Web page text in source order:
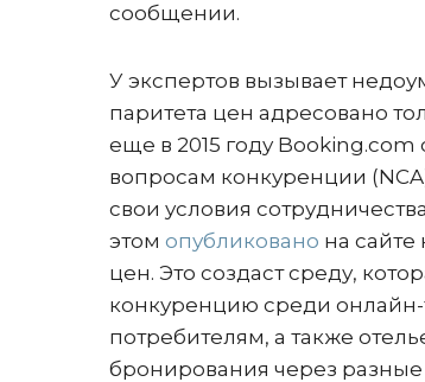
сообщении.
У экспертов вызывает
паритета цен адресовано
еще в 2015 году
вопросам конкуренции
свои условия
этом опубликовано на сайте
цен. Это создаст среду,
конкуренцию среди онлайн-
потребителям, а также
бронирования через